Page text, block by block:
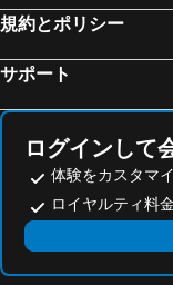
京都, 近畿地方 宿泊
規約とポリシー
サポート
ログインして
体験をカスタマ
ロイヤルティ料